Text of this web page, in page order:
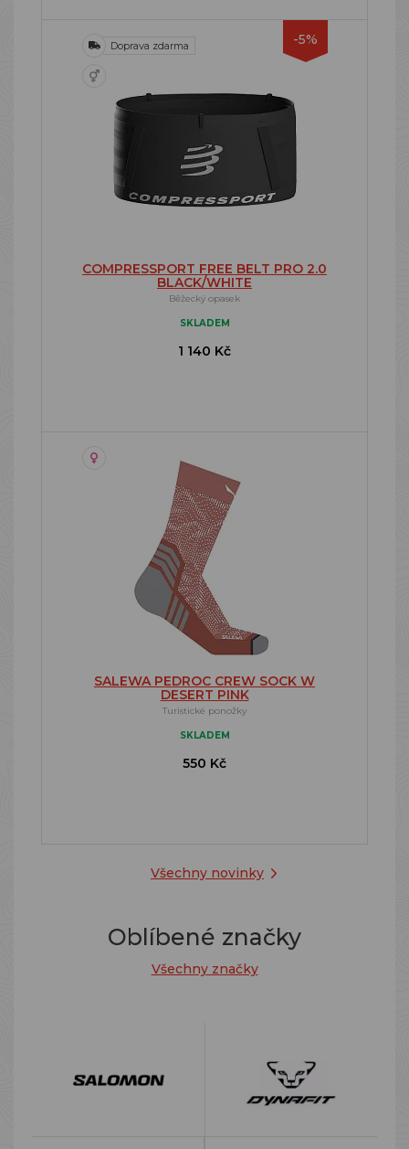
Všechny novinky
-5%
Doprava zdarma
COMPRESSPORT FREE BELT PRO 2.0
BLACK/WHITE
Běžecký opasek
SKLADEM
1 140 Kč
SALEWA PEDROC CREW SOCK W
DESERT PINK
Turistické ponožky
SKLADEM
550 Kč
Oblíbené značky
Všechny značky